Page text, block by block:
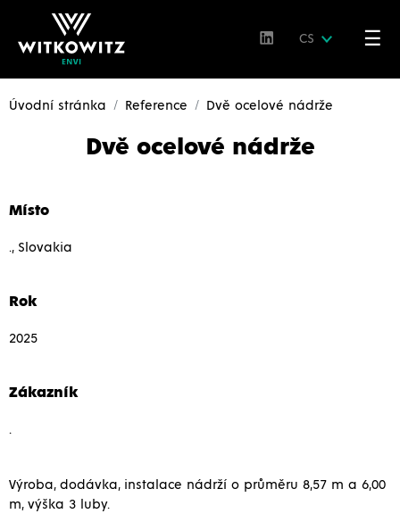
CS ☰
Úvodní stránka Reference Dvě ocelové nádrže
Dvě ocelové nádrže
Místo
., Slovakia
Rok
2025
Zákazník
.
Výroba, dodávka, instalace nádrží o průměru 8,57 m a 6,00
m, výška 3 luby.